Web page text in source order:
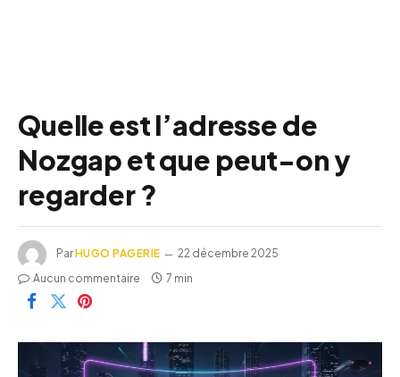
Quelle est l’adresse de
Nozgap et que peut-on y
regarder ?
ParHUGO PAGERIE
22 décembre 2025
Aucun commentaire
7 min